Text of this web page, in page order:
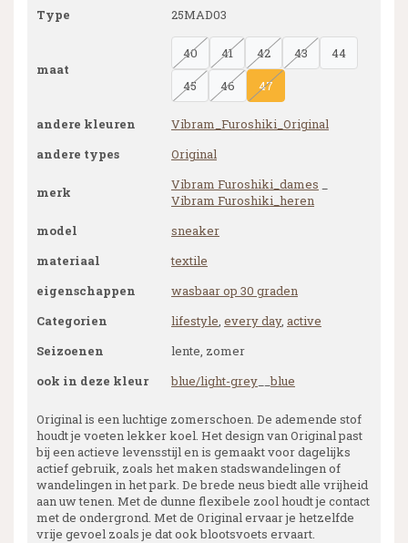
Type 25MAD03
maat
40 41 42 43
44
45
46 47
andere kleuren
Vibram_Furoshiki_Original
andere types
Original
merk Vibram Furoshiki_dames
Vibram Furoshiki_heren
model
sneaker
materiaal
textile
eigenschappen
wasbaar op 30 graden
Categorien
lifestyle, every day, active
Seizoenen
lente, zomer
ook in deze kleur
blue/light-grey __blue
Original is een luchtige zomerschoen. De ademende stof
houdt je voeten lekker koel. Het design van Original past
bij een actieve levensstijl en is gemaakt voor dagelijks
actief gebruik, zoals het maken stadswandelingen of
wandelingen in het park. De brede neus biedt alle vrijheid
aan uw tenen. Met de dunne flexibele zool houdt je contact
met de ondergrond. Met de Original ervaar je hetzelfde
vrije gevoel zoals je dat ook blootsvoets ervaart.